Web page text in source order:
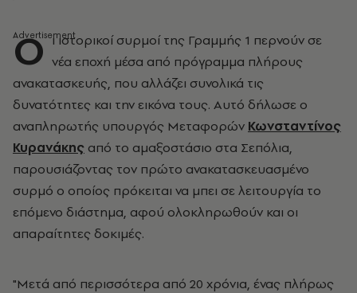
Ο ι ιστορικοί συρμοί της Γραμμής 1 περνούν σε
νέα εποχή μέσα από πρόγραμμα πλήρους
ανακατασκευής, που αλλάζει συνολικά τις
δυνατότητες και την εικόνα τους. Αυτό δήλωσε ο
αναπληρωτής υπουργός Μεταφορών Κωνσταντίνος
Κυρανάκης από το αμαξοστάσιο στα Σεπόλια,
παρουσιάζοντας τον πρώτο ανακατασκευασμένο
συρμό ο οποίος πρόκειται να μπει σε λειτουργία το
επόμενο διάστημα, αφού ολοκληρωθούν και οι
απαραίτητες δοκιμές.
"Μετά από περισσότερα από 20 χρόνια, ένας πλήρως